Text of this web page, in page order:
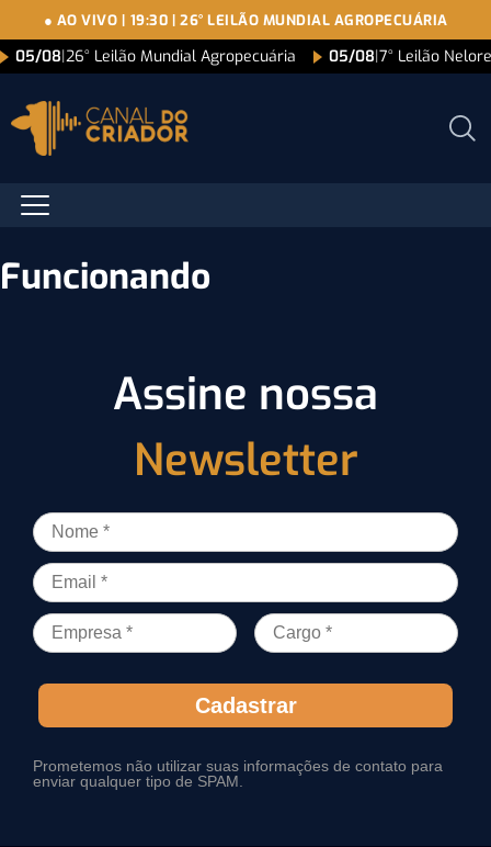
● AO VIVO | 19:30 | 26° LEILÃO MUNDIAL AGROPECUÁRIA
05/08|26° Leilão Mundial Agropecuária 05/08|7° Leilão
Funcionando
Assine nossa
Newsletter
Cadastrar
Prometemos não utilizar suas informações de contato para
enviar qualquer tipo de SPAM.